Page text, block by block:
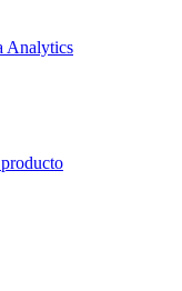
Analytics